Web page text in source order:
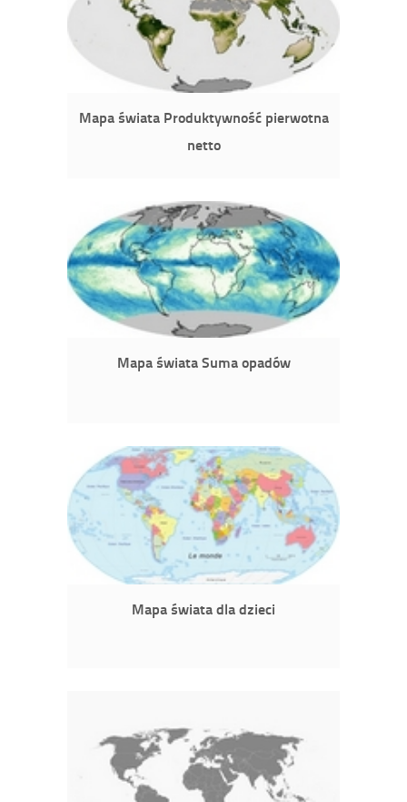
Mapa świata Produktywność pierwotna
netto
Mapa świata Suma opadów
Mapa świata dla dzieci